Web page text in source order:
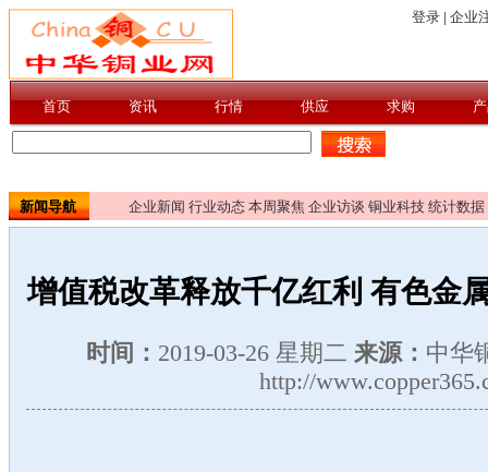
新闻导航 企业新闻 行业动态 本周聚焦 企业访谈 铜业科技 统计数据
增值税改革释放千亿红利 有色金
时间： 2019-03-26 星期二 来源： 中华
http://